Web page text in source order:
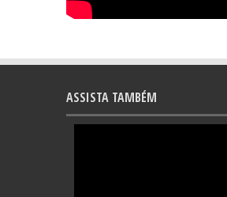
ASSISTA TAMBÉM